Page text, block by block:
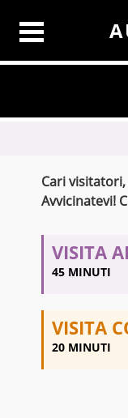
Cari
Avvicinatevi!
VISITA
45 MINUTI
VISITA
20 MINUTI